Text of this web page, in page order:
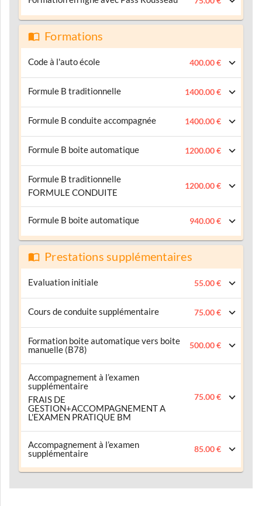
Formations
Code à l'auto école 400.00 €
Formule B traditionnelle 1400.00 €
Formule B conduite accompagnée 1400.00 €
Formule B boite automatique 1200.00 €
Formule B traditionnelle
FORMULE CONDUITE
1200.00 €
Formule B boite automatique 940.00 €
Prestations supplémentaires
Evaluation initiale 55.00 €
Cours de conduite supplémentaire 75.00 €
Formation boite automatique vers boite
manuelle (B78)
500.00 €
Accompagnement à l’examen
supplémentaire
FRAIS DE
GESTION+ACCOMPAGNEMENT A
L'EXAMEN PRATIQUE BM
75.00 €
Accompagnement à l’examen
supplémentaire
85.00 €